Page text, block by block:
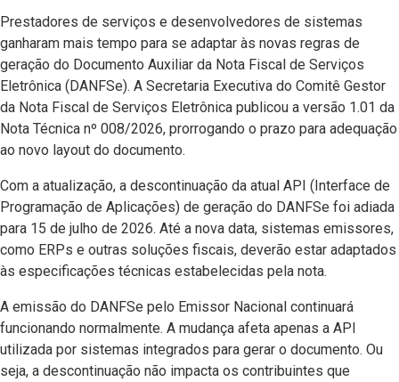
Prestadores de serviços e desenvolvedores de sistemas
ganharam mais tempo para se adaptar às novas regras de
geração do Documento Auxiliar da Nota Fiscal de Serviços
Eletrônica (DANFSe). A Secretaria Executiva do Comitê Gestor
da Nota Fiscal de Serviços Eletrônica publicou a versão 1.01 da
Nota Técnica nº 008/2026, prorrogando o prazo para adequação
ao novo layout do documento.
Com a atualização, a descontinuação da atual API (Interface de
Programação de Aplicações) de geração do DANFSe foi adiada
para 15 de julho de 2026. Até a nova data, sistemas emissores,
como ERPs e outras soluções fiscais, deverão estar adaptados
às especificações técnicas estabelecidas pela nota.
A emissão do DANFSe pelo Emissor Nacional continuará
funcionando normalmente. A mudança afeta apenas a API
utilizada por sistemas integrados para gerar o documento. Ou
seja, a descontinuação não impacta os contribuintes que